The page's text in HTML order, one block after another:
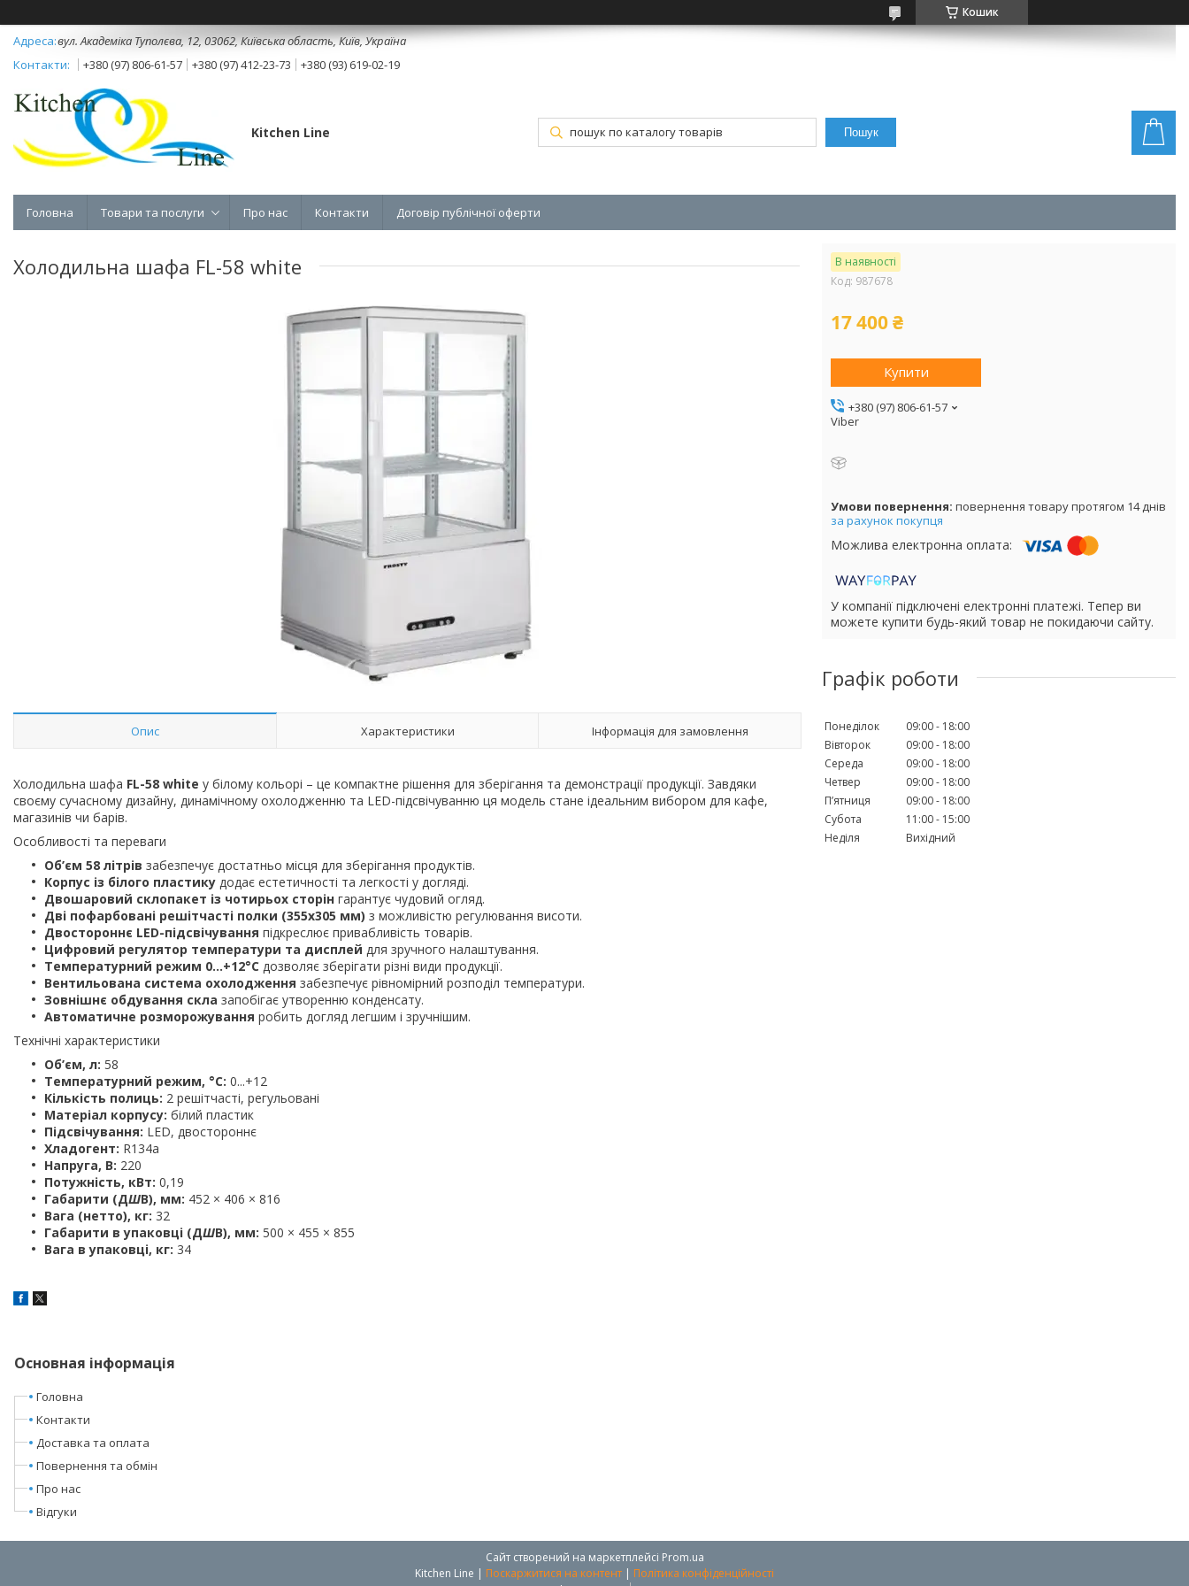
Кошик
вул. Академіка Туполєва, 12, 03062, Київська область, Київ, Україна
+380 (97) 806-61-57
+380 (97) 412-23-73 +380 (93) 619-02-19
Kitchen Line Пошук
Головна Товари та послуги Про нас Контакти Договір публічної оферти
Холодильна шафа FL-58 white
Опис Характеристики Інформація для замовлення
Холодильна шафа FL-58 white у білому кольорі – це компактне рішення для зберігання та демонстрації продукції. Завдяки
своєму сучасному дизайну, динамічному охолодженню та LED-підсвічуванню ця модель стане ідеальним вибором для кафе,
магазинів чи барів.
Особливості та переваги
Об’єм 58 літрів забезпечує достатньо місця для зберігання продуктів.
Корпус із білого пластику додає естетичності та легкості у догляді.
Двошаровий склопакет із чотирьох сторін гарантує чудовий огляд.
Дві пофарбовані решітчасті полки (355х305 мм) з можливістю регулювання висоти.
Двостороннє LED-підсвічування підкреслює привабливість товарів.
Цифровий регулятор температури та дисплей для зручного налаштування.
Температурний режим 0...+12°C дозволяє зберігати різні види продукції.
Вентильована система охолодження забезпечує рівномірний розподіл температури.
Зовнішнє обдування скла запобігає утворенню конденсату.
Автоматичне розморожування робить догляд легшим і зручнішим.
Технічні характеристики
Об’єм, л: 58
Температурний режим, °C: 0...+12
Кількість полиць: 2 решітчасті, регульовані
Матеріал корпусу: білий пластик
Підсвічування: LED, двостороннє
Хладогент: R134a
Напруга, В: 220
Потужність, кВт: 0,19
Габарити (ДШВ), мм: 452 × 406 × 816
Вага (нетто), кг: 32
Габарити в упаковці (ДШВ), мм: 500 × 455 × 855
Вага в упаковці, кг: 34
В наявності
Код: 987678
17 400 ₴
Купити
+380 (97) 806-61-57
Viber
повернення товару протягом 14 днів
за рахунок покупця
У компанії підключені електронні платежі. Тепер ви
можете купити будь-який товар не покидаючи сайту.
Графік роботи
Понеділок 09:00
18:00
Вівторок
09:00
18:00
Середа
09:00
18:00
Четвер
09:00
18:00
Пʼятниця
09:00
18:00
Субота
11:00
15:00
Неділя
Вихідний
Основная інформація
Головна
Контакти
Доставка та оплата
Повернення та обмін
Про нас
Відгуки
Сайт створений на маркетплейсі Prom.ua
Kitchen Line | Поскаржитися на контент | Політика конфіденційності